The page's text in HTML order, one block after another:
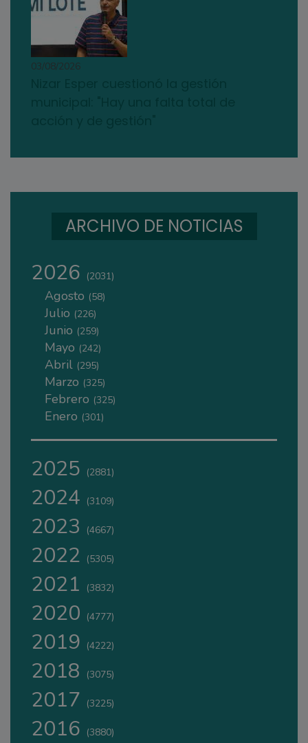
03/08/2026
ARCHIVO DE NOTICIAS
2026 (2031)
Agosto (58)
Julio (226)
Junio (259)
Mayo (242)
Abril (295)
Marzo (325)
Febrero (325)
Enero (301)
2025 (2881)
2024 (3109)
2023 (4667)
2022 (5305)
2021 (3832)
2020 (4777)
2019 (4222)
2018 (3075)
2017 (3225)
2016 (3880)